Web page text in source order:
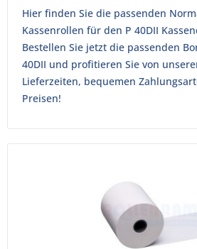
Hier finden Sie die passenden
Kassenrollen für den P 40DII
Bestellen Sie jetzt die passenden
40DII und profitieren Sie von
Lieferzeiten, bequemen
Preisen!